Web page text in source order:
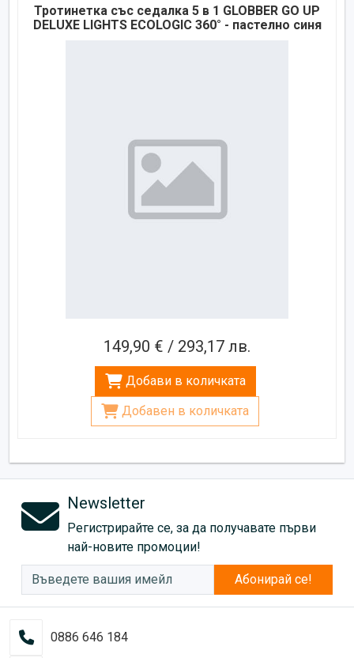
Тротинетка със седалка 5 в 1 GLOBBER GO UP
DELUXE LIGHTS ECOLOGIC 360° - пастелно синя
149,90 € / 293,17 лв.
Добави в количката
Добавен в количката
Newsletter
Регистрирайте се, за да получавате първи
най-новите промоции!
Абонирай се!
0886 646 184